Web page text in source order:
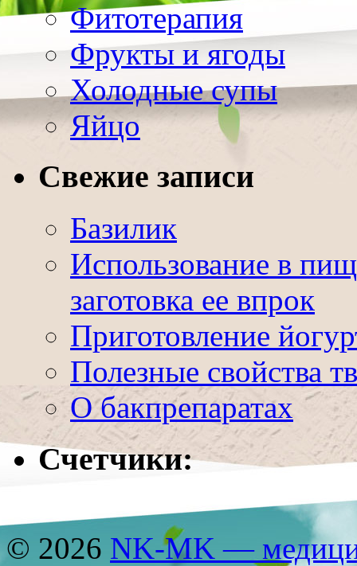
Фитотерапия
Фрукты и ягоды
Холодные супы
Яйцо
Свежие записи
Базилик
Использование в
заготовка ее впрок
Приготовление
Полезные свойства
О бакпрепаратах
Счетчики:
© 2026 NK-MK —